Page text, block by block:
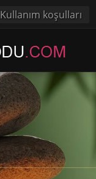
Kullanım koşulları